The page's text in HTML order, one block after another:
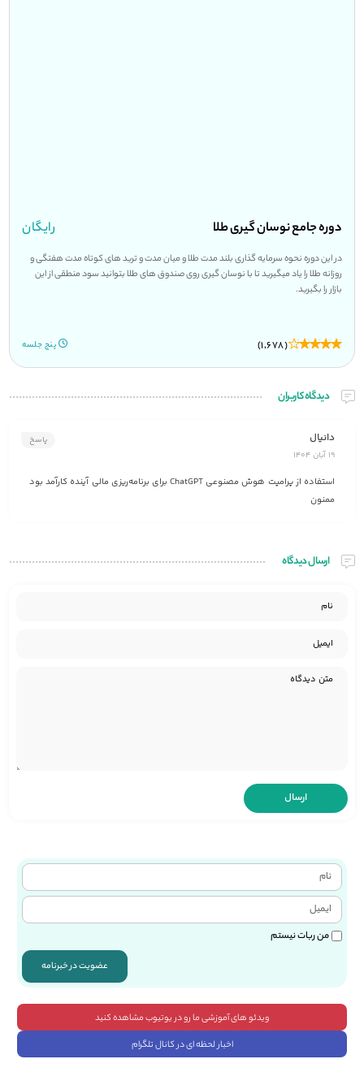
دوره جامع نوسان گیری طلا رایگان
در این دوره نحوه سرمایه گذاری بلند مدت طلا و میان مدت و ترید های کوتاه مدت هفتگی و
روزانه طلا را یاد میگیرید تا با نوسان گیری روی صندوق های طلا بتوانید سود منطقی از این
بازار را بگیرید.
(1,678) پنج جلسه
دیدگاه کاربران
دانیال
19 آبان 1404
پاسخ
استفاده از پرامپت هوش مصنوعی ChatGPT برای برنامه‌ریزی مالی آینده کارآمد بود
ممنون
ارسال دیدگاه
من ربات نیستم
عضویت در خبرنامه
ویدئو های آموزشی ما رو در یوتیوب مشاهده کنید
اخبار لحظه ای در کانال تلگرام